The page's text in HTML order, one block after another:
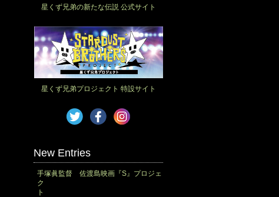
星くず兄弟の新たな伝説 公式サイト
星くず兄弟プロジェクト 特設サイト
New Entries
手塚眞監督 佐渡島映画『S』プロジェ
ク
ト